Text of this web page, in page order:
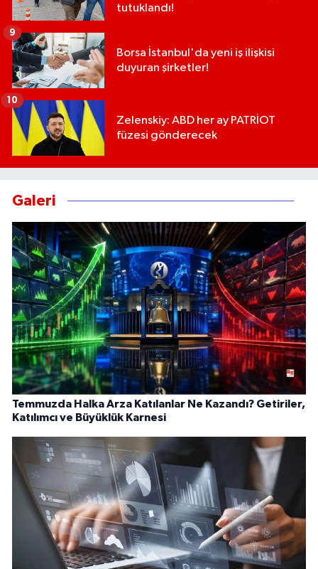
tutuklandı!
Borsa İstanbul'da yeni iş ilişkisi
duyuran şirketler!
9
Zelenskiy: ABD her ay PATRİOT
füzesi gönderecek
10
Galeri
Temmuzda Halka Arza Katılanlar Ne Kazandı? Getiriler,
Katılımcı ve Büyüklük Karnesi